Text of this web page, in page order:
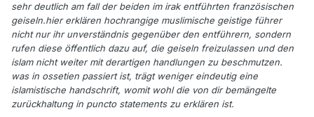
sehr deutlich am fall der beiden im irak entführten französischen
geiseln.hier erklären hochrangige muslimische geistige führer
nicht nur ihr unverständnis gegenüber den entführern, sondern
rufen diese öffentlich dazu auf, die geiseln freizulassen und den
islam nicht weiter mit derartigen handlungen zu beschmutzen.
was in ossetien passiert ist, trägt weniger eindeutig eine
islamistische handschrift, womit wohl die von dir bemängelte
zurückhaltung in puncto statements zu erklären ist.